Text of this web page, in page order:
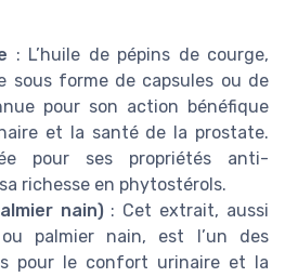
: L’huile de pépins de courge,
sous forme de capsules ou de
pour son action bénéfique
et la santé de la prostate.
pour ses propriétés anti-
richesse en phytostérols.
nain): Cet extrait, aussi
palmier nain, est l’un des
pour le confort urinaire et la